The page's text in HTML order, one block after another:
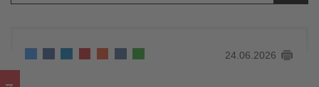
Vacances-
Center
Parcs
24.06.2026